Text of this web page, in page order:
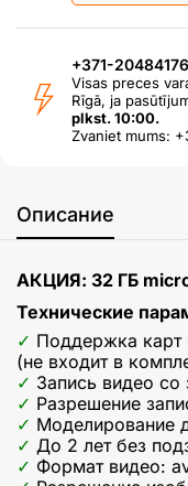
+371-20484176
Visas preces
Rīgā, ja
plkst. 10:00.
Zvaniet mums:
Описание
АКЦИЯ: 32 ГБ
Технические
Поддержка карт
(не входит в
Запись видео со
Разрешение
Моделирование
До 2 лет без
Формат видео: